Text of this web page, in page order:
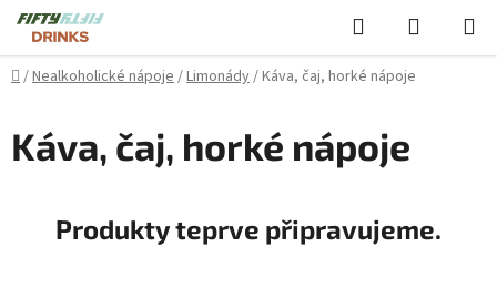
Přejít
obsah
Hledat
KOŠÍK
Domů
/Nealkoholické nápoje/Limonády/Káva, čaj, horké nápoje
Káva, čaj, horké nápoje
Produkty teprve připravujeme.